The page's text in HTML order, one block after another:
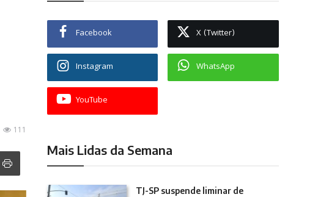
111
Facebook X (Twitter)
Instagram WhatsApp
YouTube
Mais Lidas da Semana
TJ-SP suspende liminar de